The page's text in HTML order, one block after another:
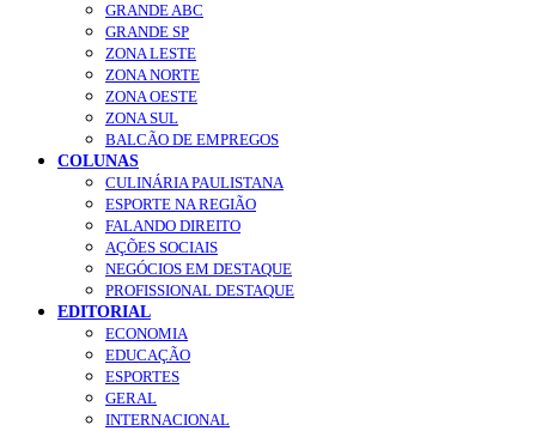
GRANDE ABC
GRANDE SP
ZONA LESTE
ZONA NORTE
ZONA OESTE
ZONA SUL
BALCÃO DE EMPREGOS
COLUNAS
CULINÁRIA PAULISTANA
ESPORTE NA REGIÃO
FALANDO DIREITO
AÇÕES SOCIAIS
NEGÓCIOS EM DESTAQUE
PROFISSIONAL DESTAQUE
EDITORIAL
ECONOMIA
EDUCAÇÃO
ESPORTES
GERAL
INTERNACIONAL